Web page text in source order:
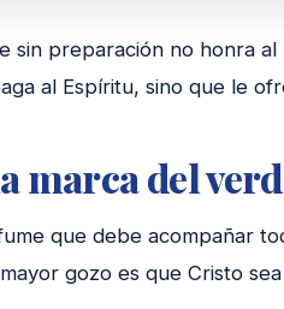
sin preparación no honra
al Espíritu, sino que le
marca del
que debe acompañar
gozo es que Cristo